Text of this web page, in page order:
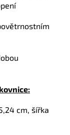
cm, šířka